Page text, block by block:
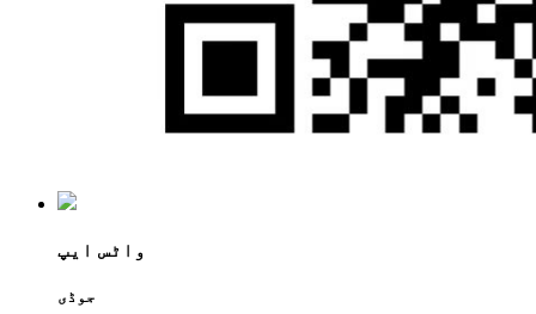
واٹس ایپ
جوڈی